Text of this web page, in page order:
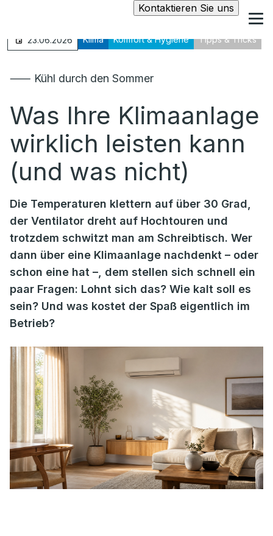
Kontaktieren Sie uns
23.06.2026 Klima Komfort & Hygiene Tipps & Tricks
⸺ Kühl durch den Sommer
Was Ihre Klimaanlage
wirklich leisten kann
(und was nicht)
Die Temperaturen klettern auf über 30 Grad,
der Ventilator dreht auf Hochtouren und
trotzdem schwitzt man am Schreibtisch. Wer
dann über eine Klimaanlage nachdenkt – oder
schon eine hat –, dem stellen sich schnell ein
paar Fragen: Lohnt sich das? Wie kalt soll es
sein? Und was kostet der Spaß eigentlich im
Betrieb?